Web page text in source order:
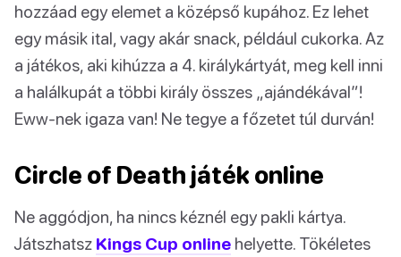
hozzáad egy elemet a középső kupához. Ez lehet
egy másik ital, vagy akár snack, például cukorka. Az
a játékos, aki kihúzza a 4. királykártyát, meg kell inni
a halálkupát a többi király összes „ajándékával”!
Eww-nek igaza van! Ne tegye a főzetet túl durván!
Circle of Death játék online
Ne aggódjon, ha nincs kéznél egy pakli kártya.
Játszhatsz Kings Cup online helyette. Tökéletes